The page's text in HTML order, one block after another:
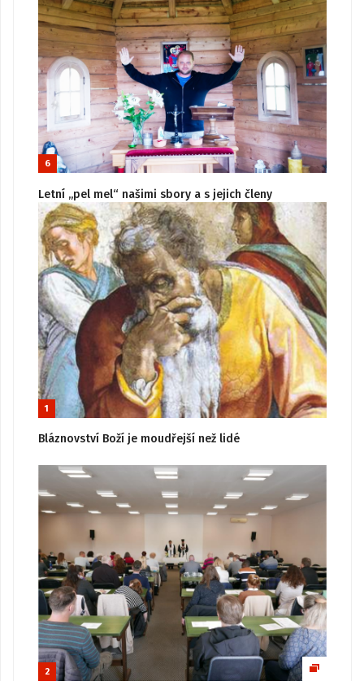
6
Letní „pel mel“ našimi sbory a s jejich členy
1
Bláznovství Boží je moudřejší než lidé
2